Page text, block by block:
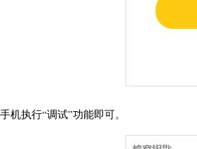
机执行“调试”功能即可。